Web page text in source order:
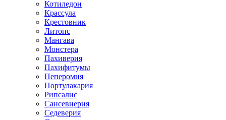
Котиледон
Крассула
Крестовник
Литопс
Мангава
Монстера
Пахиверия
Пахифитумы
Пеперомия
Портулакария
Рипсалис
Сансевиерия
Седеверия